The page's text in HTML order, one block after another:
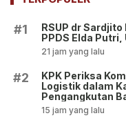
#1
RSUP dr
PPDS Elda
21 jam yang lalu
#2
KPK Periksa
Logistik dalam
Pengangkutan
15 jam yang lalu